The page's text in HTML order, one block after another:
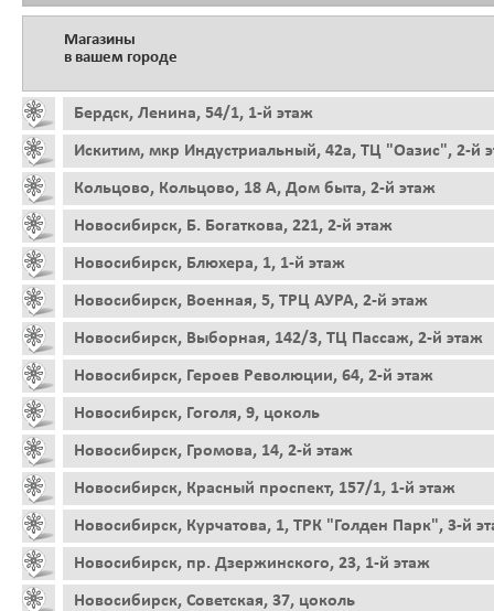
Магазины
в вашем городе
Бердск, Ленина, 54/1, 1-й этаж
Искитим, мкр Индустриальный, 42а, ТЦ "Оазис", 2-й
Кольцово, Кольцово, 18 А, Дом быта, 2-й этаж
Новосибирск, Б. Богаткова, 221, 2-й этаж
Новосибирск, Блюхера, 1, 1-й этаж
Новосибирск, Военная, 5, ТРЦ АУРА, 2-й этаж
Новосибирск, Выборная, 142/3, ТЦ Пассаж, 2-й этаж
Новосибирск, Героев Революции, 64, 2-й этаж
Новосибирск, Гоголя, 9, цоколь
Новосибирск, Громова, 14, 2-й этаж
Новосибирск, Красный проспект, 157/1, 1-й этаж
Новосибирск, Курчатова, 1, ТРК "Голден Парк", 3-й
Новосибирск, пр. Дзержинского, 23, 1-й этаж
Новосибирск, Советская, 37, цоколь